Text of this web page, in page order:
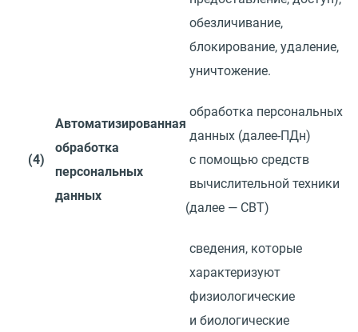
обезличивание,
блокирование, удаление,
уничтожение.
(4)
Автоматизированная
обработка
персональных
данных
обработка персональных
данных (далее-ПДн)
с помощью средств
вычислительной техники
(далее — СВТ)
сведения, которые
характеризуют
физиологические
и биологические